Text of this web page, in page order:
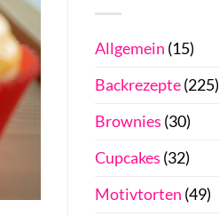
Allgemein (15)
Backrezepte(225)
Brownies (30)
Cupcakes (32)
Motivtorten (49)